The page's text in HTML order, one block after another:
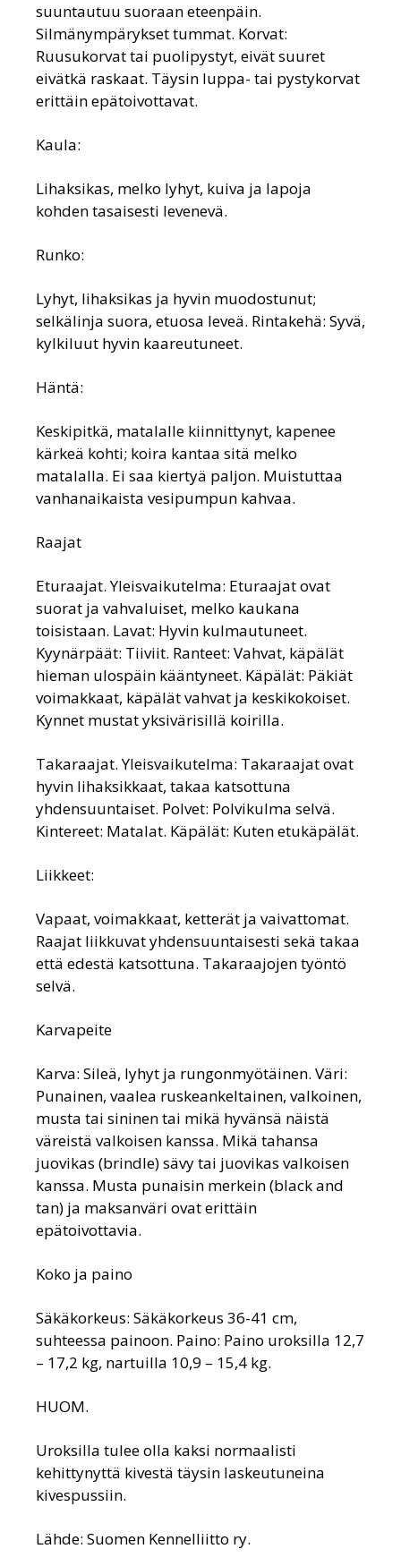
suuntautuu suoraan eteenpäin.
Silmänympärykset tummat. Korvat:
Ruusukorvat tai puolipystyt, eivät suuret
eivätkä raskaat. Täysin luppa- tai pystykorvat
erittäin epätoivottavat.
Kaula:
Lihaksikas, melko lyhyt, kuiva ja lapoja
kohden tasaisesti levenevä.
Runko:
Lyhyt, lihaksikas ja hyvin muodostunut;
selkälinja suora, etuosa leveä. Rintakehä: Syvä,
kylkiluut hyvin kaareutuneet.
Häntä:
Keskipitkä, matalalle kiinnittynyt, kapenee
kärkeä kohti; koira kantaa sitä melko
matalalla. Ei saa kiertyä paljon. Muistuttaa
vanhanaikaista vesipumpun kahvaa.
Raajat
Eturaajat. Yleisvaikutelma: Eturaajat ovat
suorat ja vahvaluiset, melko kaukana
toisistaan. Lavat: Hyvin kulmautuneet.
Kyynärpäät: Tiiviit. Ranteet: Vahvat, käpälät
hieman ulospäin kääntyneet. Käpälät: Päkiät
voimakkaat, käpälät vahvat ja keskikokoiset.
Kynnet mustat yksivärisillä koirilla.
Takaraajat. Yleisvaikutelma: Takaraajat ovat
hyvin lihaksikkaat, takaa katsottuna
yhdensuuntaiset. Polvet: Polvikulma selvä.
Kintereet: Matalat. Käpälät: Kuten etukäpälät.
Liikkeet:
Vapaat, voimakkaat, ketterät ja vaivattomat.
Raajat liikkuvat yhdensuuntaisesti sekä takaa
että edestä katsottuna. Takaraajojen työntö
selvä.
Karvapeite
Karva: Sileä, lyhyt ja rungonmyötäinen. Väri:
Punainen, vaalea ruskeankeltainen, valkoinen,
musta tai sininen tai mikä hyvänsä näistä
väreistä valkoisen kanssa. Mikä tahansa
juovikas (brindle) sävy tai juovikas valkoisen
kanssa. Musta punaisin merkein (black and
tan) ja maksanväri ovat erittäin
epätoivottavia.
Koko ja paino
Säkäkorkeus: Säkäkorkeus 36-41 cm,
suhteessa painoon. Paino: Paino uroksilla 12,7
– 17,2 kg, nartuilla 10,9 – 15,4 kg.
HUOM.
Uroksilla tulee olla kaksi normaalisti
kehittynyttä kivestä täysin laskeutuneina
kivespussiin.
Lähde: Suomen Kennelliitto ry.